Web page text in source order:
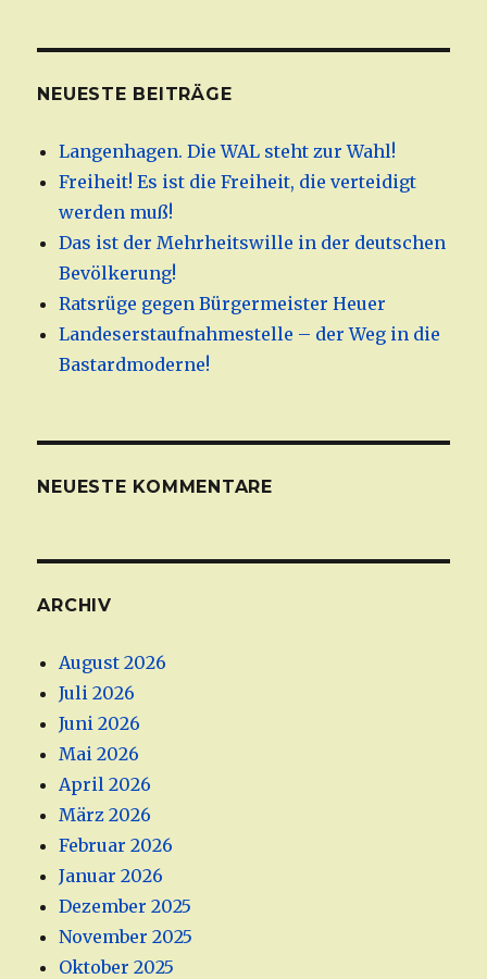
NEUESTE BEITRÄGE
Langenhagen. Die WAL steht zur Wahl!
Freiheit! Es ist die Freiheit, die verteidigt
werden muß!
Das ist der Mehrheitswille in der deutschen
Bevölkerung!
Ratsrüge gegen Bürgermeister Heuer
Landeserstaufnahmestelle – der Weg in die
Bastardmoderne!
NEUESTE KOMMENTARE
ARCHIV
August 2026
Juli 2026
Juni 2026
Mai 2026
April 2026
März 2026
Februar 2026
Januar 2026
Dezember 2025
November 2025
Oktober 2025